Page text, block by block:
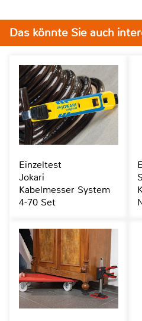
Das könnte Sie auch
Einzeltest
Jokari
Kabelmesser System
4-70 Set